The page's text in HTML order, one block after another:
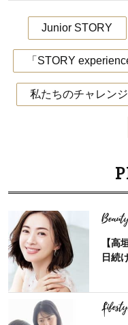
Junior STORY
「STORY
私たちのチャレン
【高
日続